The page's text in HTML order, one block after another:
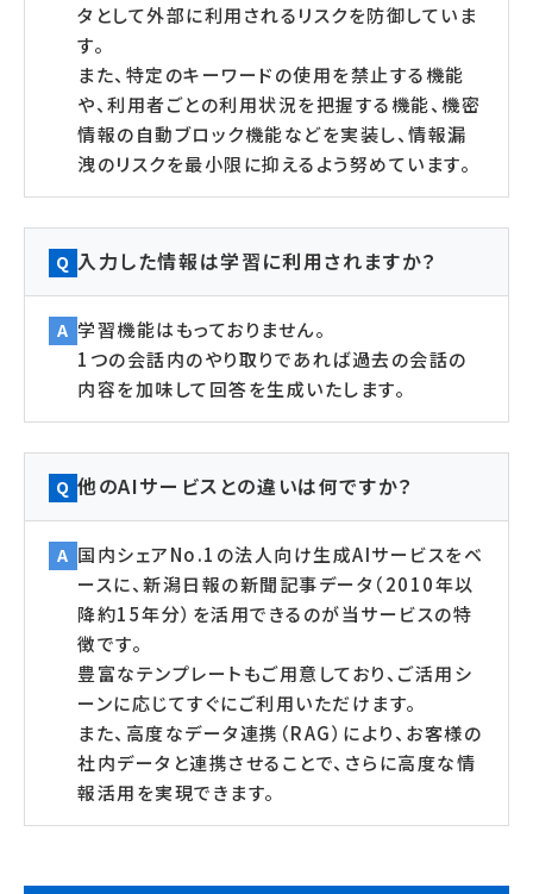
タとして外部に利用されるリスクを防御していま
す。
また、特定のキーワードの使用を禁止する機能
や、利用者ごとの利用状況を把握する機能、機密
情報の自動ブロック機能などを実装し、情報漏
洩のリスクを最小限に抑えるよう努めています。
Q 入力した情報は学習に利用されますか？
A 学習機能はもっておりません。
1つの会話内のやり取りであれば過去の会話の
内容を加味して回答を生成いたします。
Q 他のAIサービスとの違いは何ですか？
A 国内シェアNo.1の法人向け生成AIサービスをベ
ースに、新潟日報の新聞記事データ（2010年以
降約15年分）を活用できるのが当サービスの特
徴です。
豊富なテンプレートもご用意しており、ご活用シ
ーンに応じてすぐにご利用いただけます。
また、高度なデータ連携（RAG）により、お客様の
社内データと連携させることで、さらに高度な情
報活用を実現できます。